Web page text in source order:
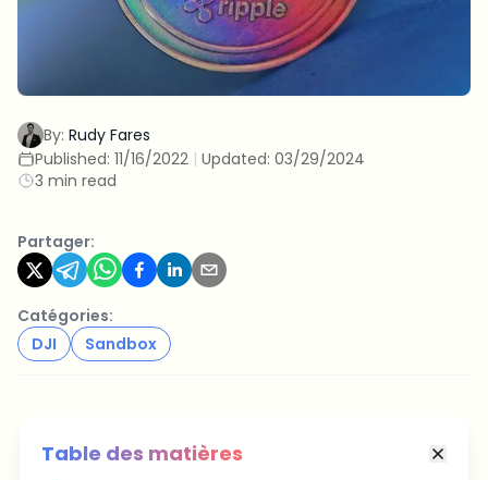
By: Rudy Fares
Published: 11/16/2022 | Updated: 03/29/2024
3 min read
Partager:
Catégories:
DJI
Sandbox
Table des matières